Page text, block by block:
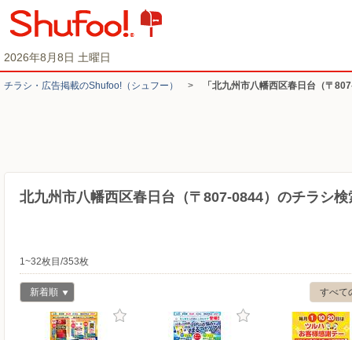
2026年8月8日 土曜日
チラシ・​広告掲載の​Shufoo!​（シュフー） > 「北九州市八幡西区春日台（〒
北九州市八幡西区春日台（〒807-0844）のチラシ検
1~32枚目/353枚
すべて
新着順